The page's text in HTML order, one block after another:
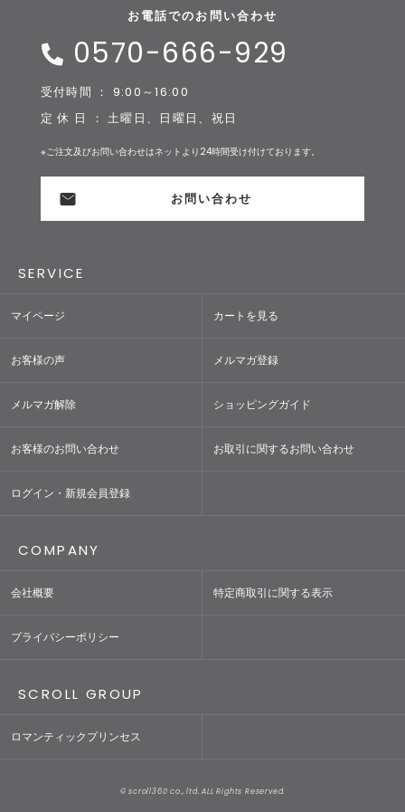
お電話でのお問い合わせ
0570-666-929
受付時間 ： 9:00～16:00
定 休 日 ： 土曜日、日曜日、祝日
※ご注文及びお問い合わせはネットより24時間受け付けております。
お問い合わせ
SERVICE
マイページ カートを見る
お客様の声 メルマガ登録
メルマガ解除 ショッピングガイド
お客様のお問い合わせ お取引に関するお問い合わせ
ログイン・新規会員登録
COMPANY
会社概要 特定商取引に関する表示
プライバシーポリシー
SCROLL GROUP
ロマンティックプリンセス
© scroll360 co., ltd. ALL Rights Reserved.